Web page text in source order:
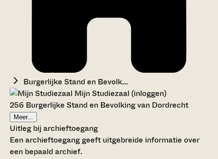
Burgerlijke Stand en Bevolk...
Mijn Studiezaal (inloggen)
256 Burgerlijke Stand en Bevolking van Dordrecht
Meer...
Uitleg bij archieftoegang
Een archieftoegang geeft uitgebreide informatie over
een bepaald archief.